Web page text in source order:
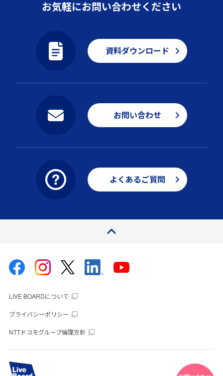
お気軽にお問い合わせください
資料ダウンロード
お問い合わせ
よくあるご質問
LIVE BOARDについて
プライバシーポリシー
NTTドコモグループ倫理方針